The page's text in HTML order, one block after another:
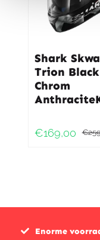
Shark
Trion Black
Chrom
€
€169,00
Enorme